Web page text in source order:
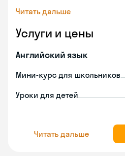
Читать дальше
Услуги и цены
Английский язык
Мини-курс для школьников
Уроки для детей
Читать дальше